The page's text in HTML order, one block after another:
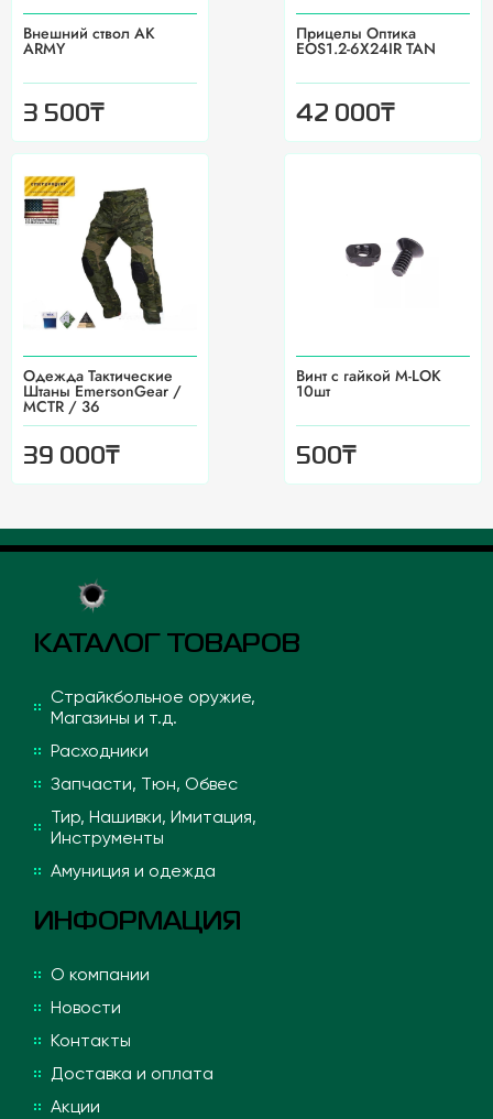
Внешний ствол АК
ARMY
3 500₸
Прицелы Оптика
EOS1.2-6X24IR TAN
42 000₸
Одежда Тактические
Штаны EmersonGear /
MCTR / 36
39 000₸
Винт с гайкой M-LOK
10шт
500₸
КАТАЛОГ ТОВАРОВ
Страйкбольное оружие,
Магазины и т.д.
Расходники
Запчасти, Тюн, Обвес
Тир, Нашивки, Имитация,
Инструменты
Амуниция и одежда
ИНФОРМАЦИЯ
О компании
Новости
Контакты
Доставка и оплата
Акции